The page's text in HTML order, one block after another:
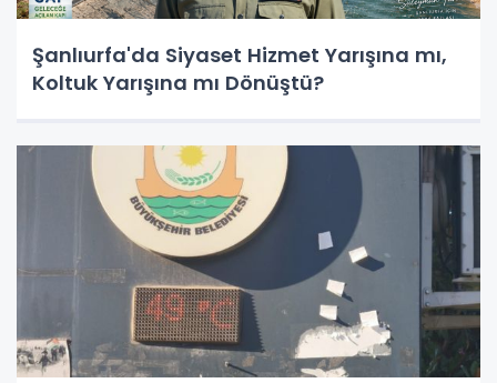
Şanlıurfa'da Siyaset Hizmet Yarışına mı,
Koltuk Yarışına mı Dönüştü?